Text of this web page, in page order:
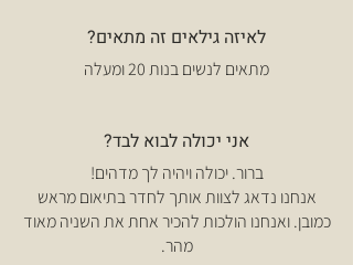
לאיזה גילאים זה מתאים?
מתאים לנשים בנות 20 ומעלה
אני יכולה לבוא לבד?
ברור. יכולה ויהיה לך מדהים!
אנחנו נדאג לצוות אותך לחדר בתיאום מראש
כמובן. ואנחנו הולכות להכיר אחת את השניה מאוד
מהר.